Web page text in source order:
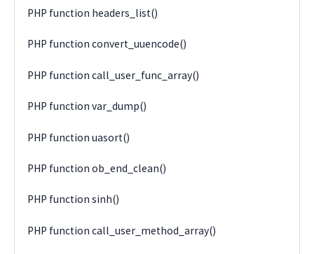
PHP function headers_list()
PHP function convert_uuencode()
PHP function call_user_func_array()
PHP function var_dump()
PHP function uasort()
PHP function ob_end_clean()
PHP function sinh()
PHP function call_user_method_array()